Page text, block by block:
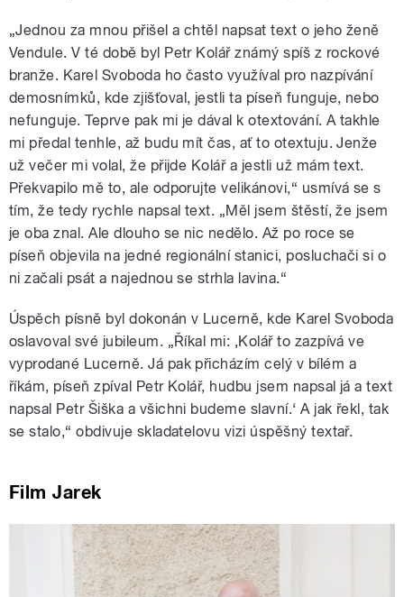
„Jednou za mnou přišel a chtěl napsat text o jeho ženě
Vendule. V té době byl Petr Kolář známý spíš z rockové
branže. Karel Svoboda ho často využíval pro nazpívání
demosnímků, kde zjišťoval, jestli ta píseň funguje, nebo
nefunguje. Teprve pak mi je dával k otextování. A takhle
mi předal tenhle, až budu mít čas, ať to otextuju. Jenže
už večer mi volal, že přijde Kolář a jestli už mám text.
Překvapilo mě to, ale odporujte velikánovi,“ usmívá se s
tím, že tedy rychle napsal text. „Měl jsem štěstí, že jsem
je oba znal. Ale dlouho se nic nedělo. Až po roce se
píseň objevila na jedné regionální stanici, posluchači si o
ni začali psát a najednou se strhla lavina.“
Úspěch písně byl dokonán v Lucerně, kde Karel Svoboda
oslavoval své jubileum. „Říkal mi: ‚Kolář to zazpívá ve
vyprodané Lucerně. Já pak přicházím celý v bílém a
říkám, píseň zpíval Petr Kolář, hudbu jsem napsal já a text
napsal Petr Šiška a všichni budeme slavní.‘ A jak řekl, tak
se stalo,“ obdivuje skladatelovu vizi úspěšný textař.
Film Jarek